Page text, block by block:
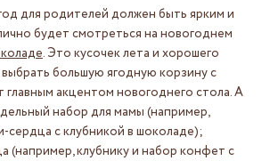
для родителей должен быть ярким и
будет смотреться на новогоднем
. Это кусочек лета и хорошего
большую ягодную корзину с
главным акцентом новогоднего стола. А
набор для мамы (например,
сердца с клубникой в шоколаде);
(например, клубнику и набор конфет с